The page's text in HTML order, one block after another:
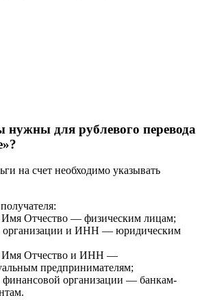
нужны для рублевого перевода
на счет необходимо указывать
Отчество — физическим лицам;
организации и ИНН — юридическим
Имя Отчество и ИНН —
предпринимателям;
финансовой организации — банкам-